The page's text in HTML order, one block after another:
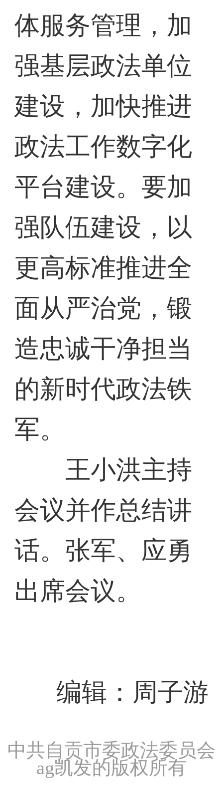
体服务管理，加
强基层政法单位
建设，加快推进
政法工作数字化
平台建设。要加
强队伍建设，以
更高标准推进全
面从严治党，锻
造忠诚干净担当
的新时代政法铁
军。
王小洪主持
会议并作总结讲
话。张军、应勇
出席会议。
编辑：周子游
中共自贡市委政法委员会
ag凯发的版权所有